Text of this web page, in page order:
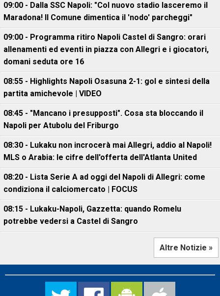
09:00 - Dalla SSC Napoli: "Col nuovo stadio lasceremo il
Maradona! Il Comune dimentica il 'nodo' parcheggi"
09:00 - Programma ritiro Napoli Castel di Sangro: orari
allenamenti ed eventi in piazza con Allegri e i giocatori,
domani seduta ore 16
08:55 - Highlights Napoli Osasuna 2-1: gol e sintesi della
partita amichevole | VIDEO
08:45 - "Mancano i presupposti". Cosa sta bloccando il
Napoli per Atubolu del Friburgo
08:30 - Lukaku non incrocerà mai Allegri, addio al Napoli!
MLS o Arabia: le cifre dell'offerta dell'Atlanta United
08:20 - Lista Serie A ad oggi del Napoli di Allegri: come
condiziona il calciomercato | FOCUS
08:15 - Lukaku-Napoli, Gazzetta: quando Romelu
potrebbe vedersi a Castel di Sangro
Altre Notizie »